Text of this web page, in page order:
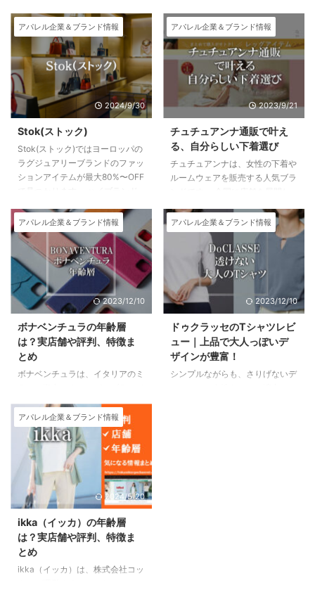
アパレル企業＆ブランド情報
2024/9/30
Stok(ストック)
Stok(ストック)ではヨーロッパの
ラグジュアリーブランドのファッ
ションアイテムが最大80%〜OFF
がStok(ストック)！ Stok（スト
ック）はこちら 日本発ラグジュ
アリーファッションEC／Stok(ス
トック) 関税・国際送料込み価
格、2万円以上で送料無料。 Stok
は、ヨーロッパのラグジュアリー
ファッションアイテムを最大
です。 200以上のブランド、
40000点以上の商品を展開。
Stok（ストック）とは ...
アパレル企業＆ブランド情報
2023/9/21
チュチュアンナ通販で叶え
る、自分らしい下着選び
チュチュアンナは、女性の下着や
ルームウェアを販売する人気ブラ
とができます。 チュチュアンナ
通販の特徴は、豊富な商品ライン
ナップとオンラインならではの便
利さです。 豊富な商品ラインナ
ップ チュチュアンナ通販では、
ブラジャー、ショーツ、キャミソ
ール、ルームウェアなど、さまざ
イズやデザインも豊富に揃ってい
るので、自分にぴったりの下着を
見つけることができます。 オン
ラインならではの便利さ チュチ
アパレル企業＆ブランド情報
2023/12/10
ボナベンチュラの年齢層
は？実店舗や評判、特徴ま
とめ
ボナベンチュラは、イタリアのミ
です。 2018年に設立された比較
的新しいブランドですが、そのシ
ンプルで洗練されたデザインと上
質なレザー素材が人気を集め、日
本でも多くのファンを獲得してい
ます。 ボナベンチュラの取り扱
う商品は、iPhoneケースや財
布、バッグなど、日常使いに便利
iPhoneケースは、シンプルなデ
ザインながらも、しっかりとした
作りと高級感で定評があります。
財布は、カードケースや二つ折り
アパレル企業＆ブランド情報
2023/12/10
ドゥクラッセのTシャツレビ
ュー｜上品で大人っぽいデ
ザインが豊富！
シンプルながらも、さりげないデ
アパレル企業＆ブランド情報
2024/5/20
ikka（イッカ）の年齢層
は？実店舗や評判、特徴ま
とめ
ikka（イッカ）は、株式会社コッ